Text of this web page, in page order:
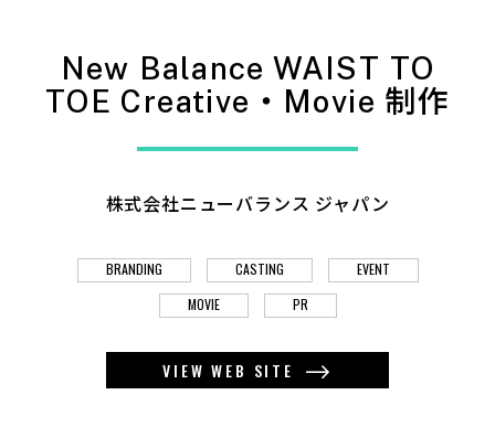
New Balance WAIST TO
TOE Creative・Movie 制作
株式会社ニューバランス ジャパン
BRANDING CASTING
EVENT
MOVIE
PR
VIEW WEB SITE